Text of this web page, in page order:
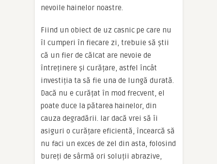
nevoile hainelor noastre.
Fiind un obiect de uz casnic pe care nu
îl cumperi în fiecare zi, trebuie să știi
că un fier de călcat are nevoie de
întreținere și curățare, astfel încât
investiția ta să fie una de lungă durată.
Dacă nu e curățat în mod frecvent, el
poate duce la pătarea hainelor, din
cauza degradării. Iar dacă vrei să îi
asiguri o curățare eficientă, încearcă să
nu faci un exces de zel din asta, folosind
bureți de sârmă ori soluții abrazive,